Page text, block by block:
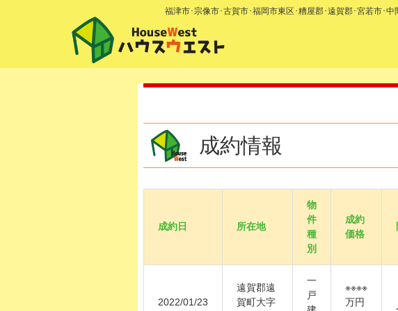
福津市･宗像市･古賀市･福岡市東区･糟屋郡･遠賀郡･宮若市･
成約情報
成約日 所在地
物
件
種
別
成約
価格
2022/01/23
遠賀郡遠
賀町大字
一
戸
※※※※
万円